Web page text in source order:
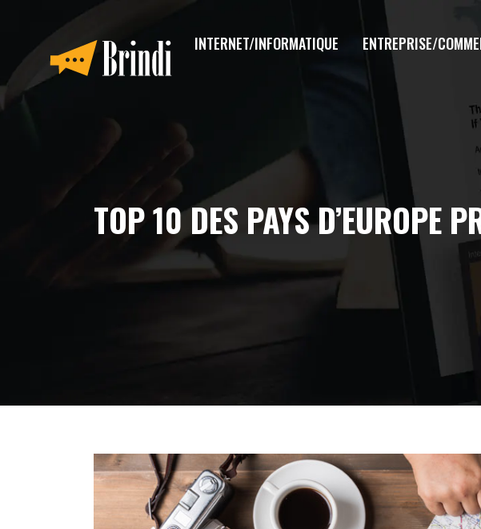
INTERNET/INFORMATIQUE ENTREPRISE/
TOP 10 DES PAYS D’EUROPE